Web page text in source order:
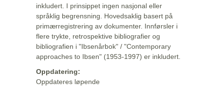
inkludert. I prinsippet ingen nasjonal eller
språklig begrensning. Hovedsaklig basert på
primærregistrering av dokumenter. Innførsler i
flere trykte, retrospektive bibliografier og
bibliografien i "Ibsenårbok" / "Contemporary
approaches to Ibsen" (1953-1997) er inkludert.
Oppdatering:
Oppdateres løpende